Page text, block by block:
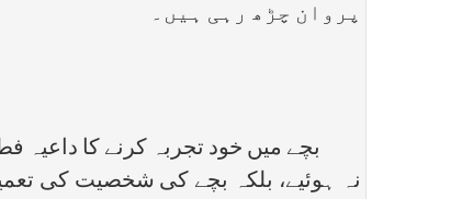
پروان چڑھ رہی ہیں۔
بچے میں خود تجربہ کرنے کا داعیہ
نہ ہوئیے، بلکہ بچے کی شخصیت کی